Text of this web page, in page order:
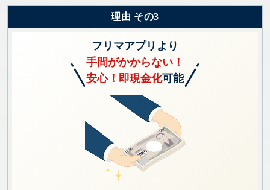
理由 その3
フリマアプリより
手間がかからない！
安心！即現金化可能